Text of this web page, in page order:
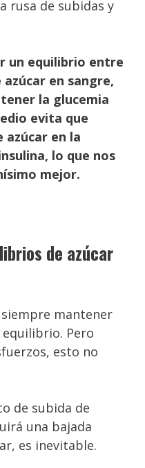
rusa de subidas y
un equilibrio entre
azúcar en sangre,
la glucemia
evita que
azúcar en la
lo que nos
mejor.
de azúcar
mantener
equilibrio. Pero
esto no
de subida de
una bajada
es inevitable.